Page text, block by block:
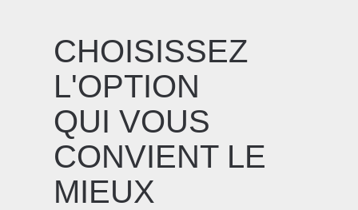
CHOISISSEZ
L'OPTION
QUI VOUS
CONVIENT LE
MIEUX